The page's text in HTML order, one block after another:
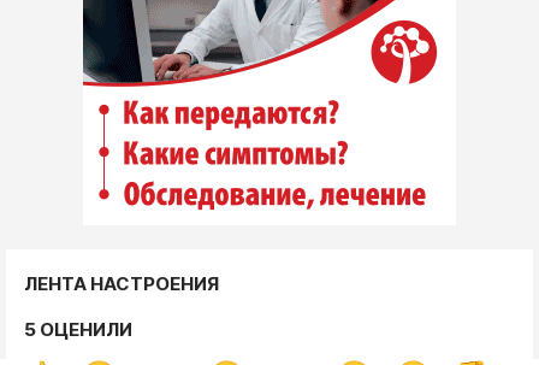
ЛЕНТА НАСТРОЕНИЯ
5 ОЦЕНИЛИ